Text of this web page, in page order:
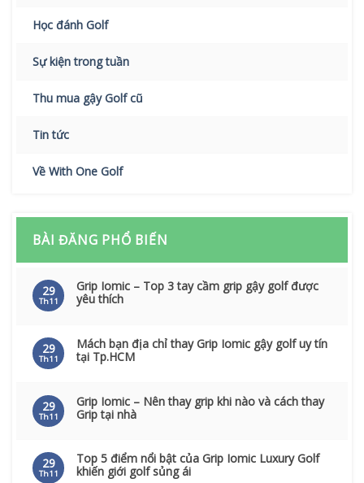
Học đánh Golf
Sự kiện trong tuần
Thu mua gậy Golf cũ
Tin tức
Về With One Golf
BÀI ĐĂNG PHỔ BIẾN
29
Th11
Grip Iomic – Top 3 tay cầm grip gậy golf được
yêu thích
29
Th11
Mách bạn địa chỉ thay Grip Iomic gậy golf uy tín
tại Tp.HCM
29
Th11
Grip Iomic – Nên thay grip khi nào và cách thay
Grip tại nhà
29
Th11
Top 5 điểm nổi bật của Grip Iomic Luxury Golf
khiến giới golf sủng ái